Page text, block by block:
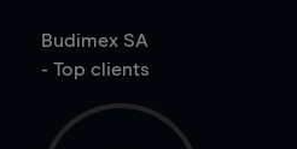
Budimex SA
- Top clients